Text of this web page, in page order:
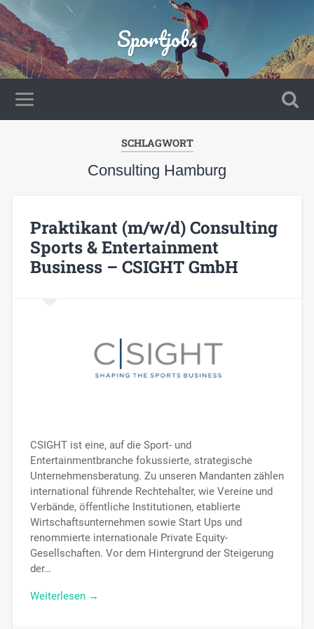
Sportjobs
SCHLAGWORT
Consulting Hamburg
Praktikant (m/w/d) Consulting
Sports & Entertainment
Business – CSIGHT GmbH
CSIGHT ist eine, auf die Sport- und
Entertainmentbranche fokussierte, strategische
Unternehmensberatung. Zu unseren Mandanten zählen
international führende Rechtehalter, wie Vereine und
Verbände, öffentliche Institutionen, etablierte
Wirtschaftsunternehmen sowie Start Ups und
renommierte internationale Private Equity-
Gesellschaften. Vor dem Hintergrund der Steigerung
der…
Weiterlesen →